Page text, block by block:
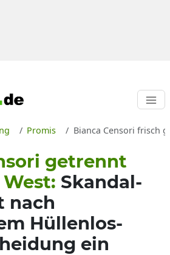
Promis Bianca Censori frisch
getrennt
Skandal-
nach
Hüllenlos-
ein